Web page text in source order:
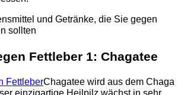
und Getränke, die Sie gegen
sollten
Fettleber 1: Chagatee
Chagatee wird aus dem Chaga